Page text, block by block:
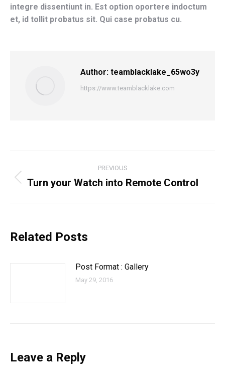
integre dissentiunt in. Est option oportere indoctum
et, id tollit probatus sit. Qui case probatus cu.
Author: teamblacklake_65wo3y
https://www.teamblacklake.com
PREVIOUS
Turn your Watch into Remote Control
Related Posts
Post Format : Gallery
May 29, 2016
Leave a Reply